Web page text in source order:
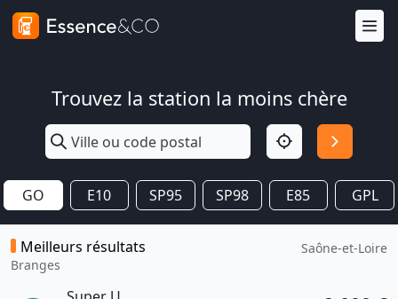
Trouvez la station la moins chère
GO E10 SP95 SP98 E85 GPL
Meilleurs résultats
Branges
Saône-et-Loire